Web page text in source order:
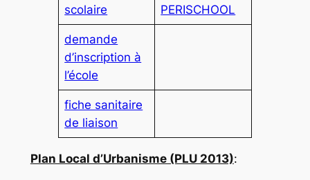
scolaire
PERISCHOOL
demande
d’inscription à
l’école
fiche sanitaire
de liaison
Plan Local d’Urbanisme (PLU 2013):